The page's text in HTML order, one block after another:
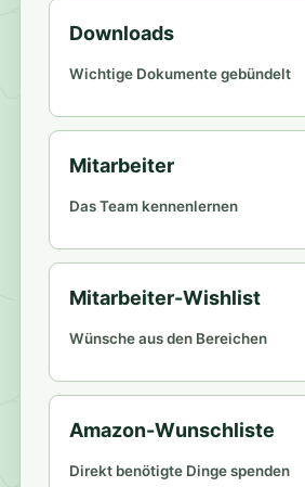
Downloads
Wichtige Dokumente gebündelt
Mitarbeiter
Das Team kennenlernen
Mitarbeiter-Wishlist
Wünsche aus den Bereichen
Amazon-Wunschliste
Direkt benötigte Dinge spenden